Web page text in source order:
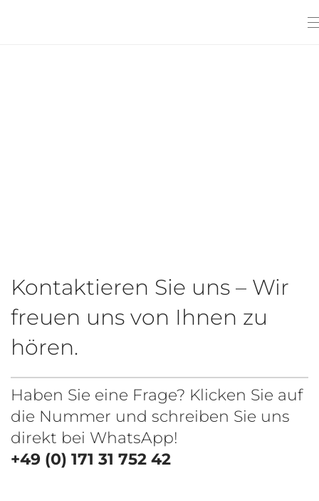
Kontaktieren Sie uns – Wir
freuen uns von Ihnen zu
hören.
Haben Sie eine Frage? Klicken Sie auf
die Nummer und schreiben Sie uns
direkt bei WhatsApp!
+49 (0) 171 31 752 42